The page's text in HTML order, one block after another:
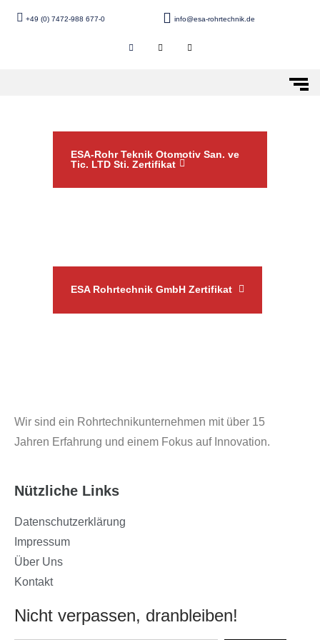
+49 (0) 7472-988 677-0 info@esa-rohrtechnik.de
ESA-Rohr Teknik Otomotiv San. ve
Tic. LTD Sti. Zertifikat
ESA Rohrtechnik GmbH Zertifikat
Wir sind ein Rohrtechnikunternehmen mit über 15
Jahren Erfahrung und einem Fokus auf Innovation.
Nützliche Links
Datenschutzerklärung
Impressum
Über Uns
Kontakt
Nicht verpassen, dranbleiben!